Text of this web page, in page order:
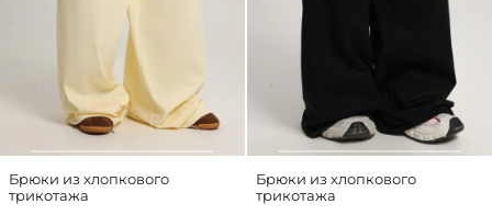
Брюки из хлопкового
трикотажа
Брюки из хлопкового
трикотажа